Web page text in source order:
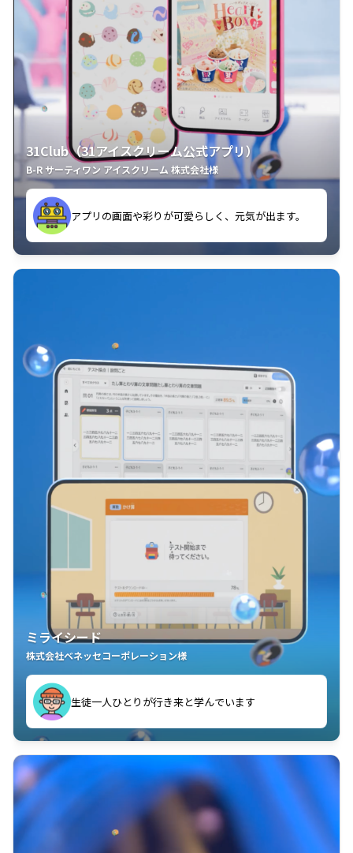
31Club（31アイスクリーム公式アプリ）
B-R サーティワン アイスクリーム 株式会社様
アプリの画面や彩りが可愛らしく、元気が出ます。
クラスごとに特典があるようなので使うのが楽しいで
す。
ミライシード
株式会社ベネッセコーポレーション様
生徒一人ひとりが行き来と学んでいます
教室中の児童生徒が「問題が解けてうれしい」「解く
ことが楽しい」を実感しています